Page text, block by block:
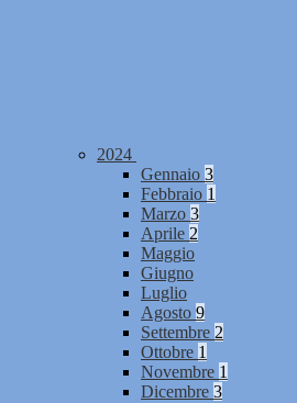
2024
Gennaio 3
Febbraio 1
Marzo 3
Aprile 2
Maggio
Giugno
Luglio
Agosto 9
Settembre 2
Ottobre 1
Novembre 1
Dicembre 3